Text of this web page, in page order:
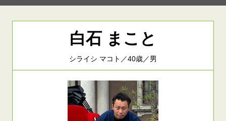
白石 まこと
シライシ マコト／40歳／男